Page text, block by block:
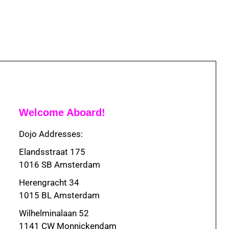
Welcome Aboard!
Dojo Addresses:
Elandsstraat 175
1016 SB Amsterdam
Herengracht 34
1015 BL Amsterdam
Wilhelminalaan 52
1141 CW Monnickendam